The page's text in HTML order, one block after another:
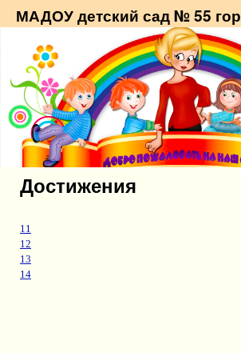
МАДОУ детский сад № 55
Достижения
11
12
13
14